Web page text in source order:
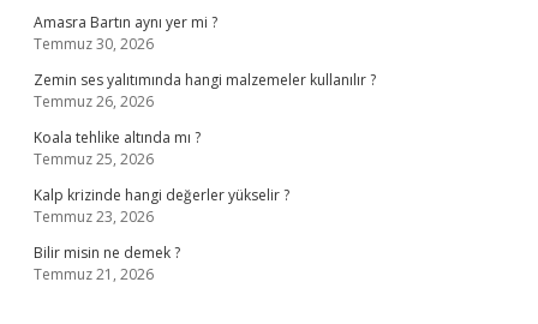
Amasra Bartın aynı yer mi ?
Temmuz 30, 2026
Zemin ses yalıtımında hangi malzemeler kullanılır ?
Temmuz 26, 2026
Koala tehlike altında mı ?
Temmuz 25, 2026
Kalp krizinde hangi değerler yükselir ?
Temmuz 23, 2026
Bilir misin ne demek ?
Temmuz 21, 2026